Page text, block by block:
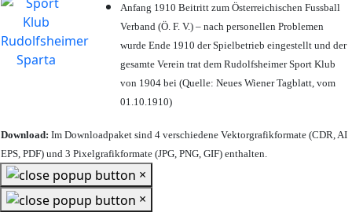
Anfang 1910 Beitritt zum Österreichischen Fussball
Verband (Ö. F. V.) – nach personellen Problemen
wurde Ende 1910 der Spielbetrieb eingestellt und der
gesamte Verein trat dem Rudolfsheimer Sport Klub
von 1904 bei (Quelle: Neues Wiener Tagblatt, vom
01.10.1910)
Download: Im Downloadpaket sind 4 verschiedene Vektorgrafikformate (CDR, AI
EPS, PDF) und 3 Pixelgrafikformate (JPG, PNG, GIF) enthalten.
×
×